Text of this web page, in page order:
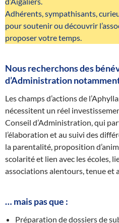
Adhérents, sympathisants,
pour soutenir ou découvrir
proposer votre temps.
Nous recherchons des
d’Administration
Les champs d’actions de
nécessitent un réel
Conseil d’Administration, qui
l’élaboration et au suivi des
la parentalité, proposition
scolarité et lien avec les écoles,
associations alentours, tenue et
… mais pas que :
Préparation de dossiers de